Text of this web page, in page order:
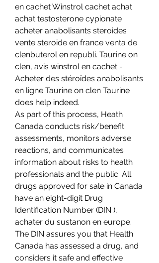
en cachet Winstrol cachet achat
achat testosterone cypionate
acheter anabolisants steroides
vente steroide en france venta de
clenbuterol en republi. Taurine on
clen, avis winstrol en cachet -
Acheter des stéroïdes anabolisants
en ligne Taurine on clen Taurine
does help indeed.
As part of this process, Heath
Canada conducts risk/benefit
assessments, monitors adverse
reactions, and communicates
information about risks to health
professionals and the public. All
drugs approved for sale in Canada
have an eight-digit Drug
Identification Number (DIN ),
achater du sustanon en europe.
The DIN assures you that Health
Canada has assessed a drug, and
considers it safe and effective